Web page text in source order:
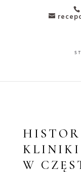
KLINIKI
W